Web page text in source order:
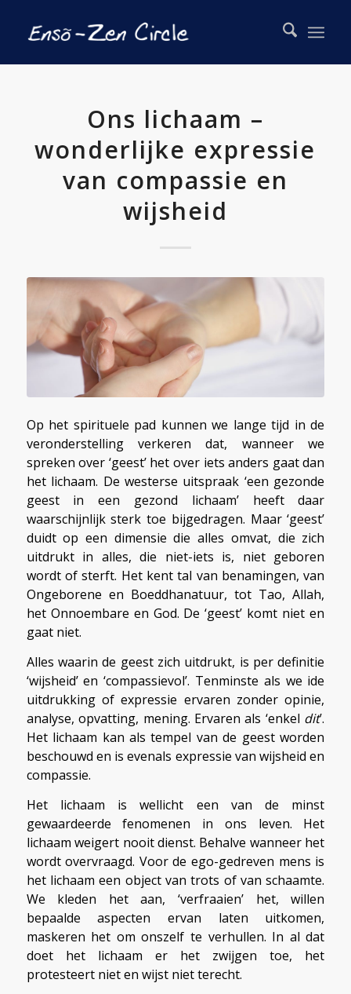
Ons lichaam –
wonderlijke expressie
van compassie en
wijsheid
Op het spirituele pad kunnen we lange tijd in de
veronderstelling verkeren dat, wanneer we
spreken over ‘geest’ het over iets anders gaat dan
het lichaam. De westerse uitspraak ‘een gezonde
geest in een gezond lichaam’ heeft daar
waarschijnlijk sterk toe bijgedragen. Maar ‘geest’
duidt op een dimensie die alles omvat, die zich
uitdrukt in alles, die niet-iets is, niet geboren
wordt of sterft. Het kent tal van benamingen, van
Ongeborene en Boeddhanatuur, tot Tao, Allah,
het Onnoembare en God. De ‘geest’ komt niet en
gaat niet.
Alles waarin de geest zich uitdrukt, is per definitie
‘wijsheid’ en ‘compassievol’. Tenminste als we ide
uitdrukking of expressie ervaren zonder opinie,
analyse, opvatting, mening. Ervaren als ‘enkel dit’.
Het lichaam kan als tempel van de geest worden
beschouwd en is evenals expressie van wijsheid en
compassie.
Het lichaam is wellicht een van de minst
gewaardeerde fenomenen in ons leven. Het
lichaam weigert nooit dienst. Behalve wanneer het
wordt overvraagd. Voor de ego-gedreven mens is
het lichaam een object van trots of van schaamte.
We kleden het aan, ‘verfraaien’ het, willen
bepaalde aspecten ervan laten uitkomen,
maskeren het om onszelf te verhullen. In al dat
doet het lichaam er het zwijgen toe, het
protesteert niet en wijst niet terecht.